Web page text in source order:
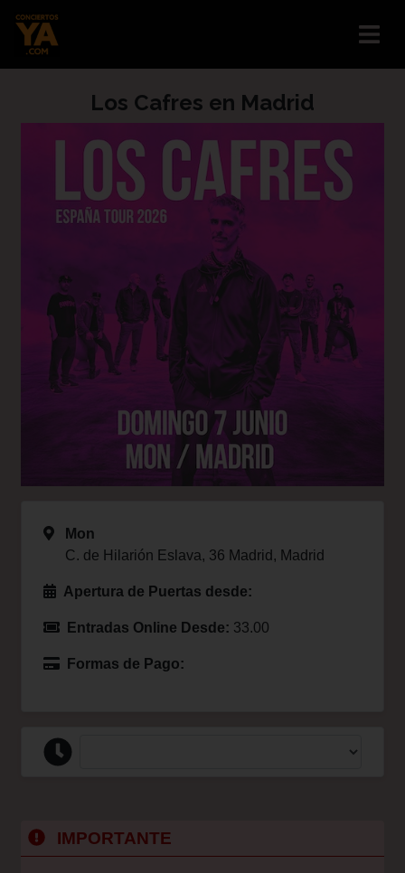
Los Cafres en Madrid
Mon
C. de Hilarión Eslava, 36 Madrid, Madrid
Apertura de Puertas desde:
Entradas Online Desde: 33.00
Formas de Pago:
IMPORTANTE